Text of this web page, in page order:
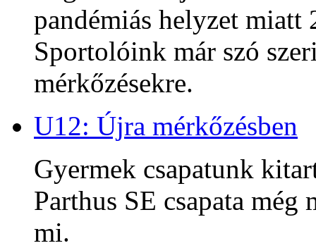
pandémiás helyzet
Sportolóink már szó
mérkőzésekre.
U12: Újra mérkőzésben
Gyermek csapatunk
Parthus SE csapata
mi.